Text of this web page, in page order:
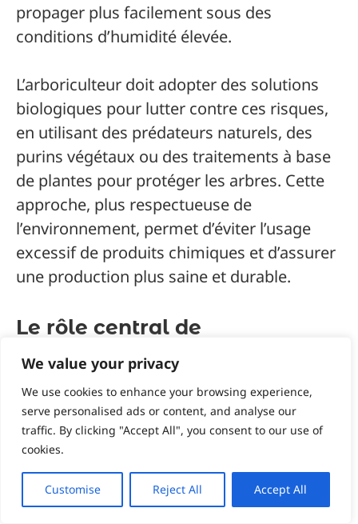
We value your privacy
We use cookies to enhance your browsing experience,
serve personalised ads or content, and analyse our
traffic. By clicking "Accept All", you consent to our use of
cookies.
Customise Reject All Accept All
propager plus facilement sous des
conditions d’humidité élevée.
L’arboriculteur doit adopter des solutions
biologiques pour lutter contre ces risques,
en utilisant des prédateurs naturels, des
purins végétaux ou des traitements à base
de plantes pour protéger les arbres. Cette
approche, plus respectueuse de
l’environnement, permet d’éviter l’usage
excessif de produits chimiques et d’assurer
une production plus saine et durable.
Le rôle central de
l’arboriculteur dans la
transition écologique
L’arboriculteur, par son expertise et son
savoir-faire, est un acteur clé dans la
transition écologique des espaces agricoles
et urbains. En choisissant des pratiques